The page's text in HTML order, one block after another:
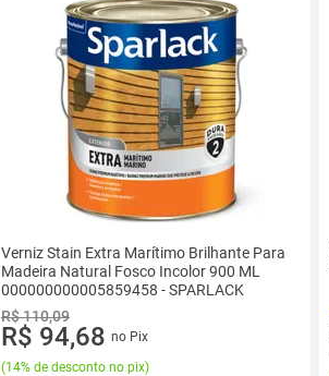
Verniz Stain Extra Marítimo Brilhante Para
Madeira Natural Fosco Incolor 900 ML
000000000005859458 - SPARLACK
R$ 110,09
R$ 94,68 no Pix
(14% de desconto no pix)